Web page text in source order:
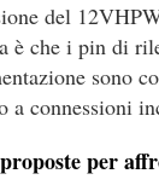
del
è che i pin di
sono
a connessioni
per